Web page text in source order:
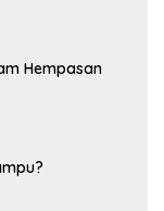
Hempasan